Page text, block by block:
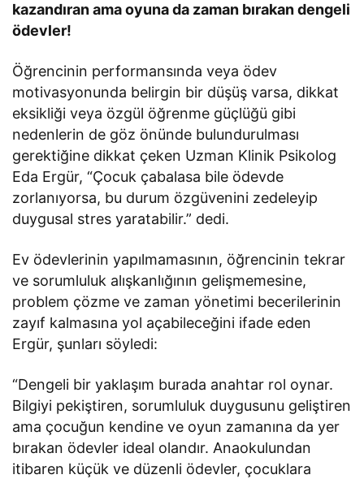
kazandıran ama oyuna da zaman bırakan dengeli
ödevler!
Öğrencinin performansında veya ödev
motivasyonunda belirgin bir düşüş varsa, dikkat
eksikliği veya özgül öğrenme güçlüğü gibi
nedenlerin de göz önünde bulundurulması
gerektiğine dikkat çeken Uzman Klinik Psikolog
Eda Ergür, “Çocuk çabalasa bile ödevde
zorlanıyorsa, bu durum özgüvenini zedeleyip
duygusal stres yaratabilir.” dedi.
Ev ödevlerinin yapılmamasının, öğrencinin tekrar
ve sorumluluk alışkanlığının gelişmemesine,
problem çözme ve zaman yönetimi becerilerinin
zayıf kalmasına yol açabileceğini ifade eden
Ergür, şunları söyledi:
“Dengeli bir yaklaşım burada anahtar rol oynar.
Bilgiyi pekiştiren, sorumluluk duygusunu geliştiren
ama çocuğun kendine ve oyun zamanına da yer
bırakan ödevler ideal olandır. Anaokulundan
itibaren küçük ve düzenli ödevler, çocuklara